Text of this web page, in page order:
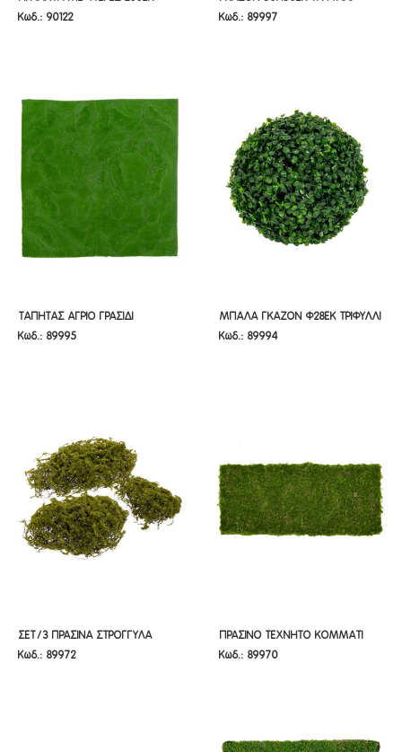
ΠΡΑΣΙΝΗ
ΠΡΑΣΙΝΗ
Κωδ.: 90122
ΤΕΤΡΑΓΩΝΟ
ΤΕΤΡΑΓΩΝΟ
Κωδ.: 89997
ΤΑΠΗΤΑΣ ΑΓΡΙΟ ΓΡΑΣΙΔΙ
100Χ100ΕΚ ΤΕΤΡΑΓΩΝΟΣ
ΤΑΠΗΤΑΣ ΑΓΡΙΟ ΓΡΑΣΙΔΙ
100Χ100ΕΚ ΤΕΤΡΑΓΩΝΟΣ
Κωδ.: 89995
ΜΠΑΛΑ ΓΚΑΖΟΝ Φ28ΕΚ ΤΡΙΦΥΛΛΙ
ΠΡΑΣΙΝΗ
ΜΠΑΛΑ ΓΚΑΖΟΝ Φ28ΕΚ ΤΡΙΦΥΛΛΙ
ΠΡΑΣΙΝΗ
Κωδ.: 89994
ΣΕΤ/3 ΠΡΑΣΙΝΑ ΣΤΡΟΓΓΥΛΑ
ΚΟΜΜΑΤΙΑ ΒΡΥΑ
ΣΕΤ/3 ΠΡΑΣΙΝΑ ΣΤΡΟΓΓΥΛΑ
ΚΟΜΜΑΤΙΑ ΒΡΥΑ
Κωδ.: 89972
ΠΡΑΣΙΝΟ ΤΕΧΝΗΤΟ ΚΟΜΜΑΤΙ
ΤΑΠΗΤΑ 40Χ90ΕΚ
ΠΡΑΣΙΝΟ ΤΕΧΝΗΤΟ ΚΟΜΜΑΤΙ
ΤΑΠΗΤΑ 40Χ90ΕΚ
Κωδ.: 89970